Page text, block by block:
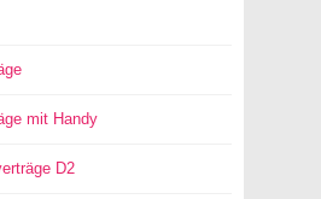
mit Handy
D2